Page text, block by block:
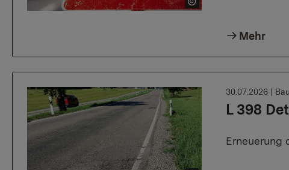
Mehr
L 398
30.07.2026 |
Erneuerung